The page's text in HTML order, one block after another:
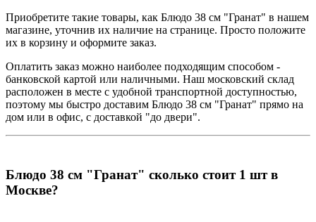
Приобретите такие товары, как Блюдо 38 см "Гранат" в нашем
магазине, уточнив их наличие на странице. Просто положите
их в корзину и оформите заказ.
Оплатить заказ можно наиболее подходящим способом -
банковской картой или наличными. Наш московский склад
расположен в месте с удобной транспортной доступностью,
поэтому мы быстро доставим Блюдо 38 см "Гранат" прямо на
дом или в офис, с доставкой "до двери".
Блюдо 38 см "Гранат" сколько стоит 1 шт в
Москве?